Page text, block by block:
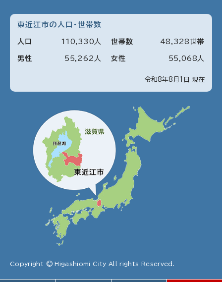
東近江市の人口・世帯数
令和8年8月1日 現在
人口 110 330 人
男性 55 262 人 女性 55 068 人
世帯数 48 328世帯
Copyright © Higashiomi City All rights Reserved.